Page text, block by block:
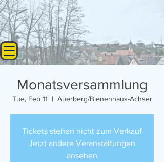
Monatsversammlung
Tue, Feb 11
  |
Auerberg/Bienenhaus-Achser
Tickets stehen nicht zum Verkauf
Jetzt andere Veranstaltungen
ansehen